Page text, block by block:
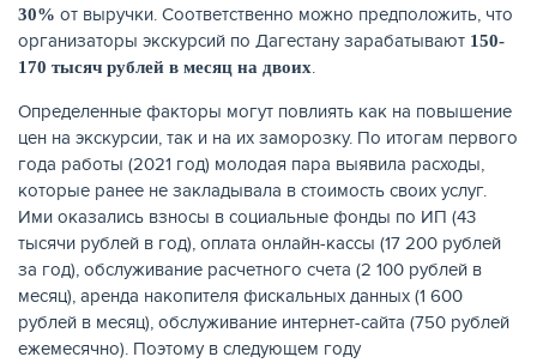
30% от выручки. Соответственно можно предположить, что
организаторы экскурсий по Дагестану зарабатывают 150-
170 тысяч рублей в месяц на двоих.
Определенные факторы могут повлиять как на повышение
цен на экскурсии, так и на их заморозку. По итогам первого
года работы (2021 год) молодая пара выявила расходы,
которые ранее не закладывала в стоимость своих услуг.
Ими оказались взносы в социальные фонды по ИП (43
тысячи рублей в год), оплата онлайн-кассы (17 200 рублей
за год), обслуживание расчетного счета (2 100 рублей в
месяц), аренда накопителя фискальных данных (1 600
рублей в месяц), обслуживание интернет-сайта (750 рублей
ежемесячно). Поэтому в следующем году